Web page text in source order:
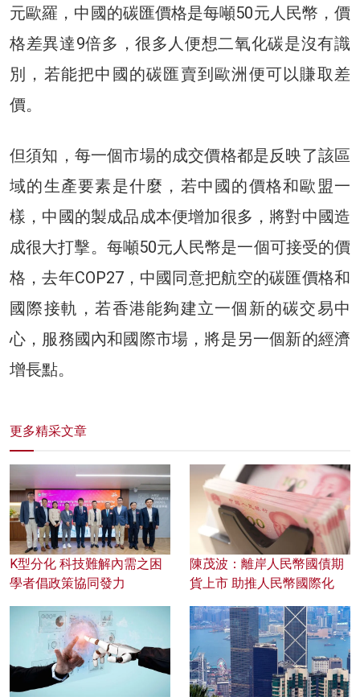
元歐羅，中國的碳匯價格是每噸50元人民幣，價
格差異達9倍多，很多人便想二氧化碳是沒有識
別，若能把中國的碳匯賣到歐洲便可以賺取差
價。
但須知，每一個市場的成交價格都是反映了該區
域的生產要素是什麼，若中國的價格和歐盟一
樣，中國的製成品成本便增加很多，將對中國造
成很大打擊。每噸50元人民幣是一個可接受的價
格，去年COP27，中國同意把航空的碳匯價格和
國際接軌，若香港能夠建立一個新的碳交易中
心，服務國內和國際市場，將是另一個新的經濟
增長點。
更多精采文章
K型分化 科技難解內需之困
學者倡政策協同發力
陳茂波：離岸人民幣國債期
貨上市 助推人民幣國際化